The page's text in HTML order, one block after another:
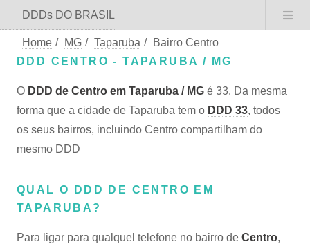
DDDs DO BRASIL
Home / MG / Taparuba /
Bairro Centro
DDD CENTRO - TAPARUBA / MG
O DDD de Centro em Taparuba / MG é 33. Da mesma
forma que a cidade de Taparuba tem o DDD 33, todos
os seus bairros, incluindo Centro compartilham do
mesmo DDD
QUAL O DDD DE CENTRO EM
TAPARUBA?
Para ligar para qualquel telefone no bairro de Centro,